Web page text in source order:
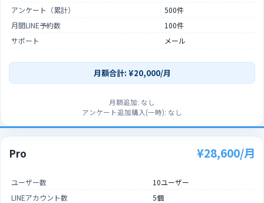
アンケート（累計）
500件
月間LINE予約数
100件
サポート
メール
月額合計: ¥20,000/月
月額追加: なし
アンケート追加購入(一時): なし
Pro ¥28,600/月
ユーザー数
10ユーザー
LINEアカウント数
5個